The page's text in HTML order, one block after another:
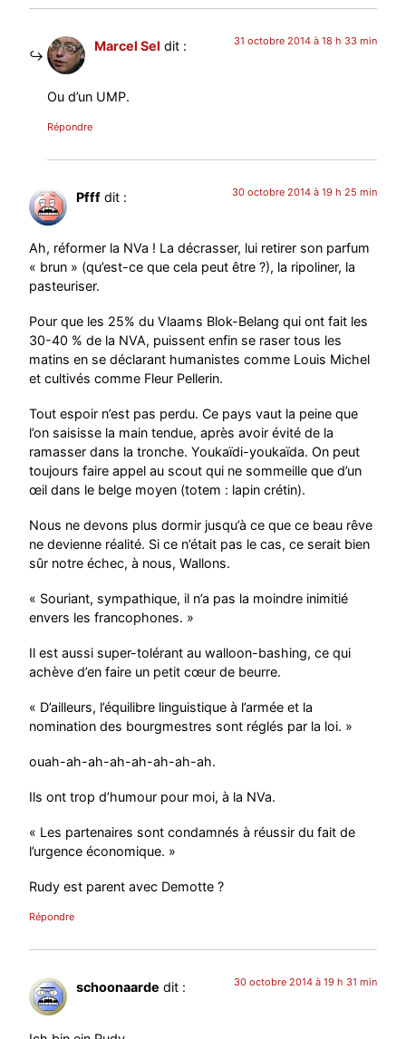
Marcel Sel dit : 31 octobre 2014 à 18 h 33 min
Ou d’un UMP.
Répondre
Pfff dit : 30 octobre 2014 à 19 h 25 min
Ah, réformer la NVa ! La décrasser, lui retirer son parfum
« brun » (qu’est-ce que cela peut être ?), la ripoliner, la
pasteuriser.
Pour que les 25% du Vlaams Blok-Belang qui ont fait les
30-40 % de la NVA, puissent enfin se raser tous les
matins en se déclarant humanistes comme Louis Michel
et cultivés comme Fleur Pellerin.
Tout espoir n’est pas perdu. Ce pays vaut la peine que
l’on saisisse la main tendue, après avoir évité de la
ramasser dans la tronche. Youkaïdi-youkaïda. On peut
toujours faire appel au scout qui ne sommeille que d’un
œil dans le belge moyen (totem : lapin crétin).
Nous ne devons plus dormir jusqu’à ce que ce beau rêve
ne devienne réalité. Si ce n’était pas le cas, ce serait bien
sûr notre échec, à nous, Wallons.
« Souriant, sympathique, il n’a pas la moindre inimitié
envers les francophones. »
Il est aussi super-tolérant au walloon-bashing, ce qui
achève d’en faire un petit cœur de beurre.
« D’ailleurs, l’équilibre linguistique à l’armée et la
nomination des bourgmestres sont réglés par la loi. »
ouah-ah-ah-ah-ah-ah-ah-ah.
Ils ont trop d’humour pour moi, à la NVa.
« Les partenaires sont condamnés à réussir du fait de
l’urgence économique. »
Rudy est parent avec Demotte ?
Répondre
schoonaarde dit : 30 octobre 2014 à 19 h 31 min